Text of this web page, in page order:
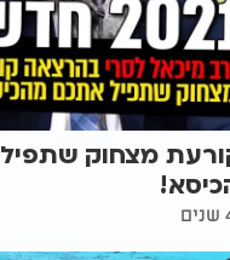
מצחוק שתפיל